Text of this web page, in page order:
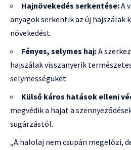
Hajnövekedés serkentése:A
anyagok serkentik az új hajszálak
növekedést.
Fényes, selymes haj:A
hajszálak visszanyerik
selymességüket.
Külső káros hatások elleni
megvédik a hajat a
sugárzástól.
„A halolaj nem csupán megelőzi,